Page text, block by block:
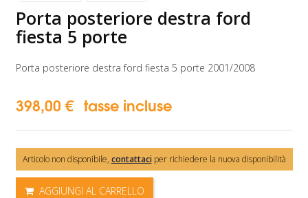
Porta posteriore destra ford
fiesta 5 porte
Porta posteriore destra ford fiesta 5 porte 2001/2008
398,00 € tasse incluse
Articolo non disponibile, contattaciper richiedere la nuova disponibilità
AGGIUNGI AL CARRELLO